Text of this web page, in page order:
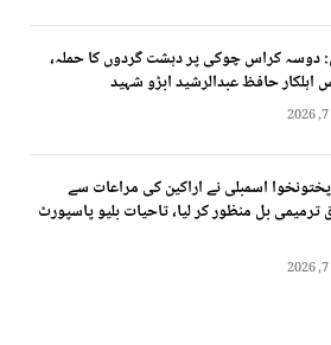
دوسہ کراس چوکی پر دہشت گردوں کا حملہ،
اہلکار حافظ عبدالرشید ابڑو شہید
اسمبلی نے اراکین کی مراعات سے
ترمیمی بل منظور کر لیا، تاحیات بلیو پاسپورٹ